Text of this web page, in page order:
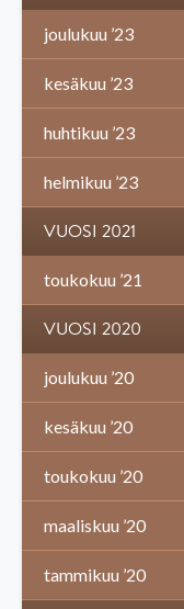
joulukuu ’23
kesäkuu ’23
huhtikuu ’23
helmikuu ’23
VUOSI 2021
toukokuu ’21
VUOSI 2020
joulukuu ’20
kesäkuu ’20
toukokuu ’20
maaliskuu ’20
tammikuu ’20